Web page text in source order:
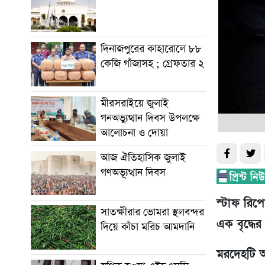
দিনাজপুরের কাহারোলে ৮৮
কেজি গাঁজাসহ ; গ্রেফতার ২
মীরসরাইয়ে জুলাই
গনঅভ্যুত্থান দিবস উপলক্ষে
আলোচনা ও দোয়া
আজ ঐতিহাসিক জুলাই
গণঅভ্যূত্থান দিবস
সাতক্ষীরার ভোমরা স্থলবন্দর
দিয়ে কাঁচা মরিচ আমদানি
স্টাফ
এক
মরদেহটি